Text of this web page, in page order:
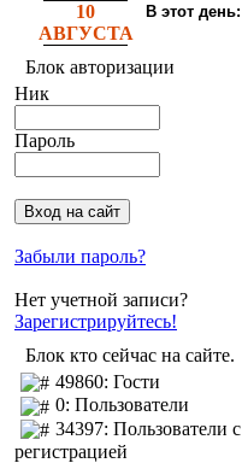
10
АВГУСТА
В этот день:
Блок авторизации
Ник
Пароль
Забыли пароль?
Нет учетной записи?
Зарегистрируйтесь!
Блок кто сейчас на сайте.
49860: Гости
0: Пользователи
34397: Пользователи с
регистрацией